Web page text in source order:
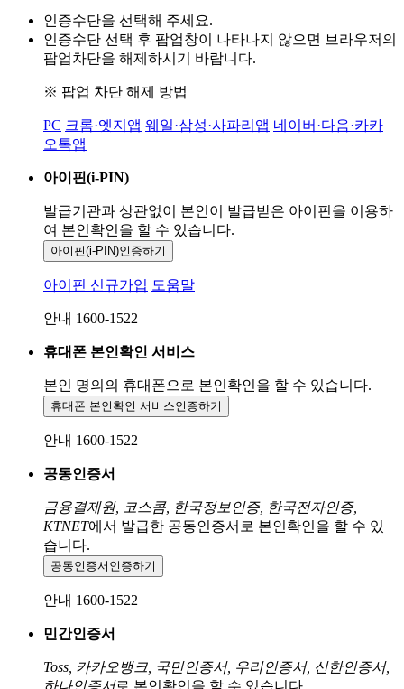
인증수단을 선택해 주세요.
인증수단 선택 후 팝업창이 나타나지 않으면 브라우저의
팝업차단을 해제하시기 바랍니다.
※ 팝업 차단 해제 방법
PC 크롬·엣지앱 웨일·삼성·사파리앱 네이버·다음·카카
오톡앱
아이핀(i-PIN)
발급기관과 상관없이 본인이 발급받은 아이핀을 이용하
여 본인확인을 할 수 있습니다.
아이핀(i-PIN)인증하기
아이핀 신규가입 도움말
안내 1600-1522
휴대폰 본인확인 서비스
본인 명의의 휴대폰으로 본인확인을 할 수 있습니다.
휴대폰 본인확인 서비스인증하기
안내 1600-1522
공동인증서
금융결제원, 코스콤, 한국정보인증, 한국전자인증,
KTNET에서 발급한 공동인증서로 본인확인을 할 수 있
습니다.
공동인증서 인증하기
안내 1600-1522
민간인증서
Toss, 카카오뱅크, 국민인증서, 우리인증서, 신한인증서,